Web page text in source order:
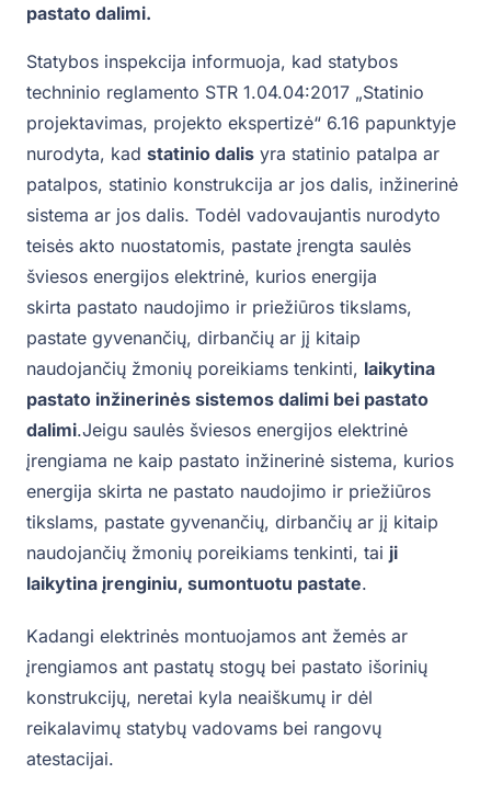
pastato dalimi.
Statybos inspekcija informuoja, kad statybos
techninio reglamento STR 1.04.04:2017 „Statinio
projektavimas, projekto ekspertizė“ 6.16 papunktyje
nurodyta, kad statinio dalis yra statinio patalpa ar
patalpos, statinio konstrukcija ar jos dalis, inžinerinė
sistema ar jos dalis. Todėl vadovaujantis nurodyto
teisės akto nuostatomis, pastate įrengta saulės
šviesos energijos elektrinė, kurios energija
skirta pastato naudojimo ir priežiūros tikslams,
pastate gyvenančių, dirbančių ar jį kitaip
naudojančių žmonių poreikiams tenkinti, laikytina
pastato inžinerinės sistemos dalimi bei pastato
dalimi.Jeigu saulės šviesos energijos elektrinė
įrengiama ne kaip pastato inžinerinė sistema, kurios
energija skirta ne pastato naudojimo ir priežiūros
tikslams, pastate gyvenančių, dirbančių ar jį kitaip
naudojančių žmonių poreikiams tenkinti, tai ji
laikytina įrenginiu, sumontuotu pastate.
Kadangi elektrinės montuojamos ant žemės ar
įrengiamos ant pastatų stogų bei pastato išorinių
konstrukcijų, neretai kyla neaiškumų ir dėl
reikalavimų statybų vadovams bei rangovų
atestacijai.